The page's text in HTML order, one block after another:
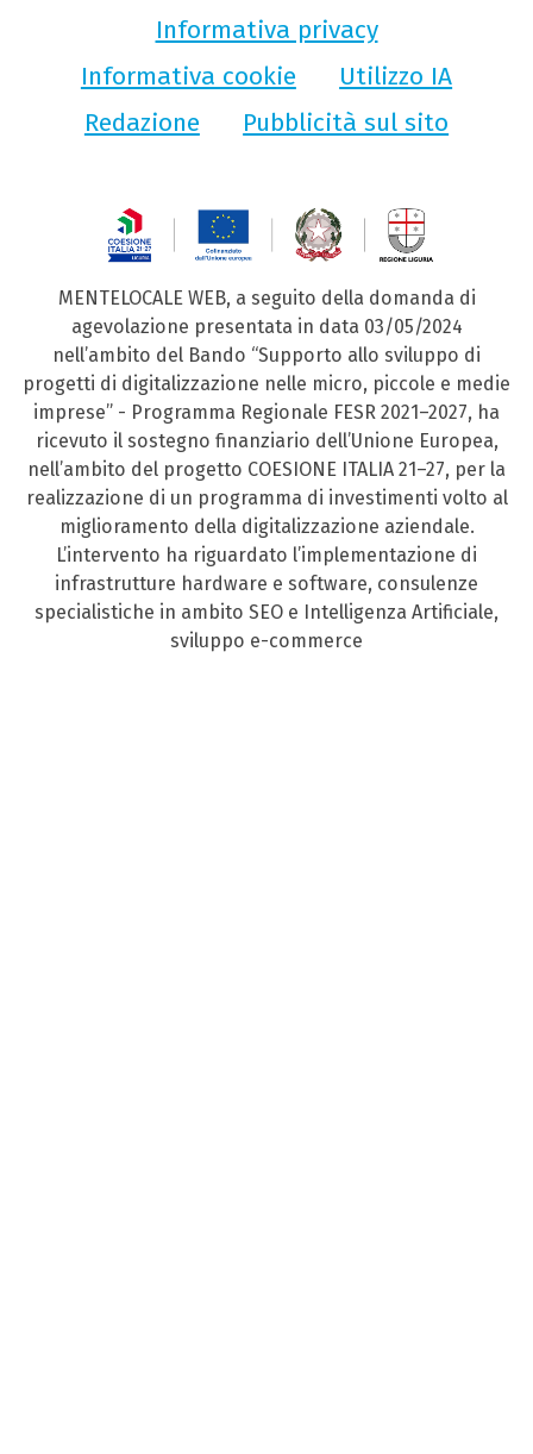
Informativa privacy
Informativa cookie
Utilizzo IA
Redazione
Pubblicità sul sito
MENTELOCALE WEB, a seguito della domanda di
agevolazione presentata in data 03/05/2024
nell’ambito del Bando “Supporto allo sviluppo di
progetti di digitalizzazione nelle micro, piccole e medie
imprese” - Programma Regionale FESR 2021–2027, ha
ricevuto il sostegno finanziario dell’Unione Europea,
nell’ambito del progetto COESIONE ITALIA 21–27, per la
realizzazione di un programma di investimenti volto al
miglioramento della digitalizzazione aziendale.
L’intervento ha riguardato l’implementazione di
infrastrutture hardware e software, consulenze
specialistiche in ambito SEO e Intelligenza Artificiale,
sviluppo e-commerce